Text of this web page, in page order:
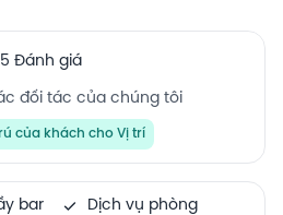
Đánh giá
đối tác của chúng tôi
của khách cho Vị trí
bar
Dịch vụ phòng